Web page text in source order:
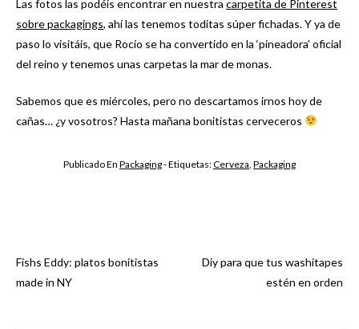
Las fotos las podéis encontrar en nuestra carpetita de Pinterest
sobre packagings, ahí las tenemos toditas súper fichadas. Y ya de
paso lo visitáis, que Rocío se ha convertido en la ‘pineadora’ oficial
del reino y tenemos unas carpetas la mar de monas.
Sabemos que es miércoles, pero no descartamos irnos hoy de
cañas… ¿y vosotros? Hasta mañana bonitistas cerveceros
Publicado En Packaging- Etiquetas:Cerveza Packaging
Navegación
Fishs Eddy: platos bonitistas
made in NY
Diy para que tus washitapes
estén en orden